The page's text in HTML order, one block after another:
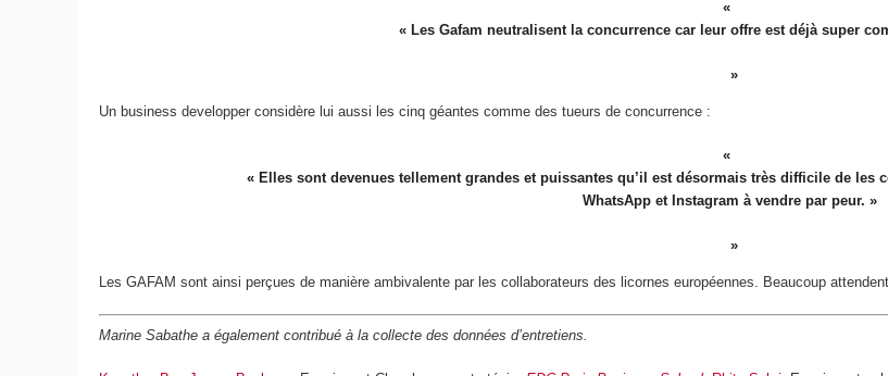
« Les Gafam neutralisent la concurrence car leur offre est déjà super
Un business developper considère lui aussi les cinq géantes comme des tueurs de concurrence :
« Elles sont devenues tellement grandes et puissantes qu’il est désormais très difficile de les
WhatsApp et Instagram à vendre par peur. »
Les GAFAM sont ainsi perçues de manière ambivalente par les collaborateurs des licornes européennes. Beaucoup
Marine Sabathe a également contribué à la collecte des données d’entretiens.